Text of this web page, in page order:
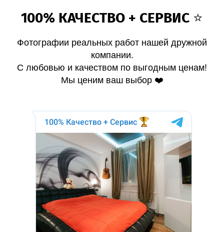
100% КАЧЕСТВО + СЕРВИС ⭐️
Фотографии реальных работ нашей дружной
компании.
С любовью и качеством по выгодным ценам!
Мы ценим ваш выбор ❤️